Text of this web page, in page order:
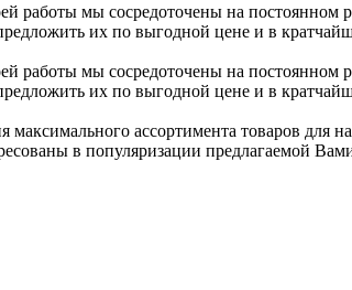
работы мы сосредоточены на постоянном
их по выгодной цене и в
работы мы сосредоточены на постоянном
их по выгодной цене и в
ассортимента товаров для
в популяризации предлагаемой